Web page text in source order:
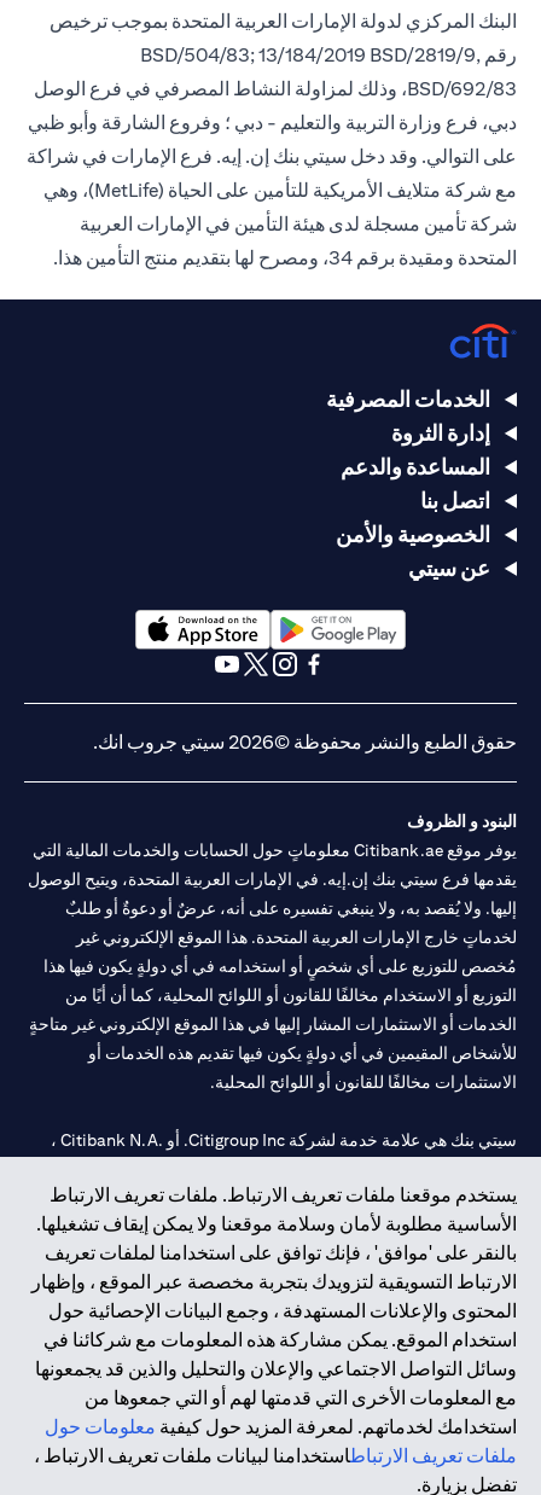
البنك المركزي لدولة الإمارات العربية المتحدة بموجب ترخيص
رقم BSD/504/83; 13/184/2019 BSD/2819/9,
BSD/692/83، وذلك لمزاولة النشاط المصرفي في فرع الوصل
دبي، فرع وزارة التربية والتعليم - دبي ؛ وفروع الشارقة وأبو ظبي
على التوالي. وقد دخل سيتي بنك إن. إيه. فرع الإمارات في شراكة
مع شركة متلايف الأمريكية للتأمين على الحياة (MetLife)، وهي
شركة تأمين مسجلة لدى هيئة التأمين في الإمارات العربية
المتحدة ومقيدة برقم 34، ومصرح لها بتقديم منتج التأمين هذا.
يستخدم موقعنا ملفات تعريف الارتباط. ملفات تعريف الارتباط
الأساسية مطلوبة لأمان وسلامة موقعنا ولا يمكن إيقاف تشغيلها.
بالنقر على 'موافق' ، فإنك توافق على استخدامنا لملفات تعريف
الارتباط التسويقية لتزويدك بتجربة مخصصة عبر الموقع ، وإظهار
المحتوى والإعلانات المستهدفة ، وجمع البيانات الإحصائية حول
استخدام الموقع. يمكن مشاركة هذه المعلومات مع شركائنا في
وسائل التواصل الاجتماعي والإعلان والتحليل والذين قد يجمعونها
مع المعلومات الأخرى التي قدمتها لهم أو التي جمعوها من
استخدامك لخدماتهم. لمعرفة المزيد حول كيفية معلومات حول
ملفات تعريف الارتباطاستخدامنا لبيانات ملفات تعريف الارتباط ،
تفضل بزيارة.
الخدمات المصرفية
إدارة الثروة
المساعدة والدعم
اتصل بنا
الخصوصية والأمن
عن سيتي
opens in a new tab
opens in a new tab
حقوق الطبع والنشر محفوظة ©2026 سيتي جروب انك.
البنود و الظروف
يوفر موقع Citibank.ae معلوماتٍ حول الحسابات والخدمات المالية التي
يقدمها فرع سيتي بنك إن.إيه. في الإمارات العربية المتحدة، ويتيح الوصول
إليها. ولا يُقصد به، ولا ينبغي تفسيره على أنه، عرضٌ أو دعوةٌ أو طلبٌ
لخدماتٍ خارج الإمارات العربية المتحدة. هذا الموقع الإلكتروني غير
مُخصص للتوزيع على أي شخصٍ أو استخدامه في أي دولةٍ يكون فيها هذا
التوزيع أو الاستخدام مخالفًا للقانون أو اللوائح المحلية، كما أن أيًا من
الخدمات أو الاستثمارات المشار إليها في هذا الموقع الإلكتروني غير متاحةٍ
للأشخاص المقيمين في أي دولةٍ يكون فيها تقديم هذه الخدمات أو
الاستثمارات مخالفًا للقانون أو اللوائح المحلية.
سيتي بنك هي علامة خدمة لشركة Citigroup Inc. أو .Citibank N.A ،
سيتي بنك إن. إيه. الإمارات مسجل لدى مصرف الإمارات المركزي تحت
أرقام التراخيص 202563 لفرع الوصل في دبي، 531989 لفرع مول
الإمارات في دبي، و CN-1002019 لفرع أبوظبي. هاتف: 4000 311 04.
فرع سيتي بنك إن إيه - الإمارات العربية المتحدة مرخص من مصرف
الإمارات العربية المتحدة المركزي كفرع لبنك أجنبي.
سيتي بنك إن إيه الإمارات العربية المتحدة مرخص من هيئة الأوراق المالية
والسلع في الإمارات العربية المتحدة ("SCA") للقيام بالنشاط المالي لـ أ)
الاستشارات المالية والتعريف والترويج بموجب ترخيص رقم
20200000097 ب) وسيط تداول في الأسواق الدولية بموجب ترخيص